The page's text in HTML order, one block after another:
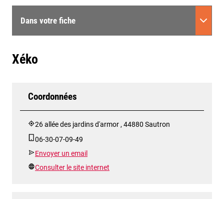
Dans votre fiche
Xéko
Coordonnées
26 allée des jardins d'armor , 44880 Sautron
06-30-07-09-49
Envoyer un email
Consulter le site internet